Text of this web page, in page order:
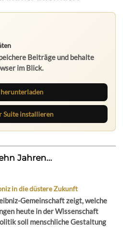
Beiträge und behalte
im Blick.
Suite installieren
Jahren...
in die düstere Zukunft
Gemeinschaft zeigt, welche
heute in der Wissenschaft
soll menschliche Gestaltung